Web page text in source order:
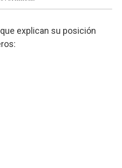
explican su posición